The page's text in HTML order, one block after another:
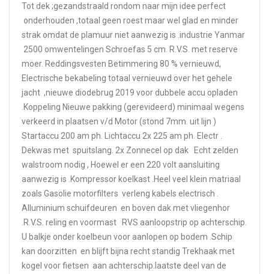
Tot dek ;gezandstraald rondom naar mijn idee perfect
onderhouden ,totaal geen roest maar wel glad en minder
strak omdat de plamuur niet aanwezig is .industrie Yanmar
2500 omwentelingen Schroefas 5 cm. R.V.S. met reserve
moer. Reddingsvesten Betimmering 80 % vernieuwd,
Electrische bekabeling totaal vernieuwd over het gehele
jacht ,nieuwe diodebrug 2019 voor dubbele accu opladen
.Koppeling Nieuwe pakking (gerevideerd) minimaal wegens
verkeerd in plaatsen v/d Motor (stond 7mm. uit lijn )
Startaccu 200 am ph. Lichtaccu 2x 225 am ph. Electr .
Dekwas met spuitslang. 2x Zonnecel op dak Echt zelden
walstroom nodig , Hoewel er een 220 volt aansluiting
aanwezig is .Kompressor koelkast .Heel veel klein matriaal
zoals Gasolie motorfilters verleng kabels electrisch .
Alluminium schuifdeuren en boven dak met vliegenhor
.R.V.S. reling en voormast RVS aanloopstrip op achterschip.
U balkje onder koelbeun voor aanlopen op bodem .Schip
kan doorzitten en blijft bijna recht standig Trekhaak met
kogel voor fietsen aan achterschip.laatste deel van de